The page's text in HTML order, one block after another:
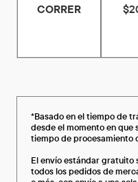
CORRER
*Basado en el tiempo de
desde el momento en que
tiempo de procesamiento
El envío estándar gratuito
todos los pedidos de